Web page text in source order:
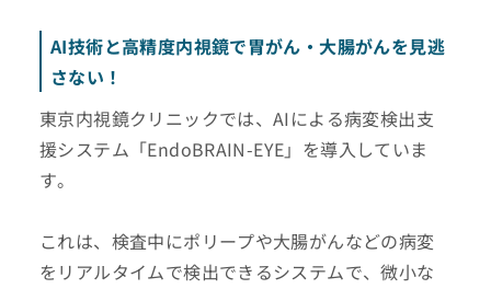
AI技術と高精度内視鏡で胃がん・大腸がんを見逃
さない！
東京内視鏡クリニックでは、AIによる病変検出支
援システム「EndoBRAIN-EYE」を導入していま
す。
これは、検査中にポリープや大腸がんなどの病変
をリアルタイムで検出できるシステムで、微小な